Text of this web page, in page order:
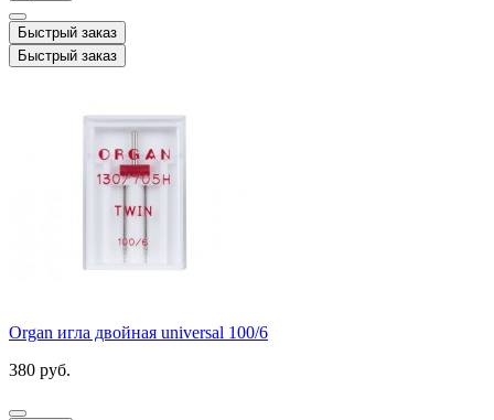
Быстрый заказ
Быстрый заказ
Organ игла двойная universal 100/6
380 руб.